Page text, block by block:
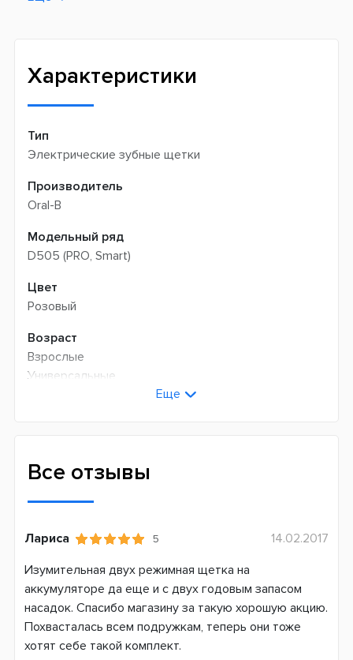
Новая почта -
Характеристики
Тип
Электрические зубные щетки
Производитель
Oral-B
Модельный ряд
D505 (PRO, Smart)
Цвет
Розовый
Возраст
Взрослые
Универсальные
9900
3
Сменная насадка
Да
Еще
Все отзывы
Лариса 5
14.02.2017
Изумительная двух режимная щетка на
аккумуляторе да еще и с двух годовым запасом
насадок. Спасибо магазину за такую хорошую акцию.
Похвасталась всем подружкам, теперь они тоже
хотят себе такой комплект.